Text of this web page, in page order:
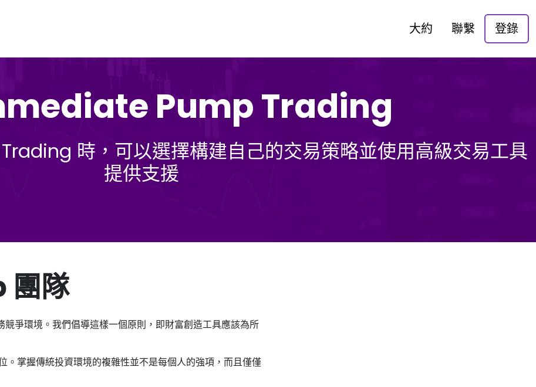
大約 聯繫 登錄
Pump Trading
時，可以選擇構建自己的交易策略並使用高級交易工具
提供支援
隊
競爭環境。我們倡導這樣一個原則，即財富創造工具應該為所
掌握傳統投資環境的複雜性並不是每個人的強項，而且僅僅